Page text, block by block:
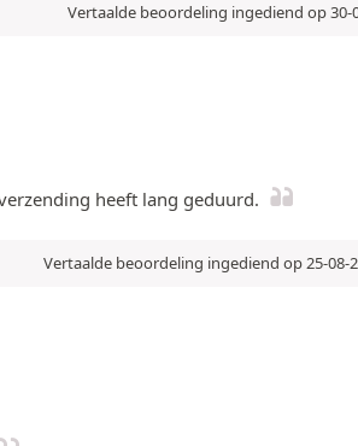
Vertaalde beoordeling ingediend op 30-
heeft lang geduurd.
Vertaalde beoordeling ingediend op 25-08-